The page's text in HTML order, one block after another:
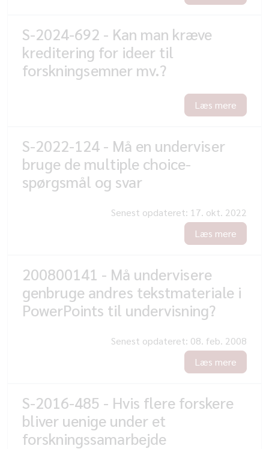
S-2024-692 - Kan man kræve
kreditering for ideer til
forskningsemner mv.?
Læs mere
S-2022-124 - Må en underviser
bruge de multiple choice-
spørgsmål og svar
Senest opdateret: 17. okt. 2022
Læs mere
200800141 - Må undervisere
genbruge andres tekstmateriale i
PowerPoints til undervisning?
Senest opdateret: 08. feb. 2008
Læs mere
S-2016-485 - Hvis flere forskere
bliver uenige under et
forskningssamarbejde